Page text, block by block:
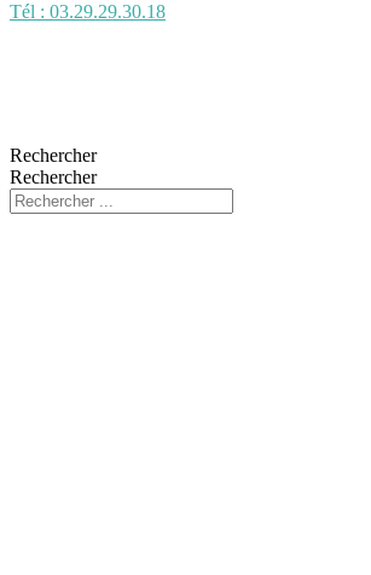
Tél : 03.29.29.30.18
Rechercher
Rechercher